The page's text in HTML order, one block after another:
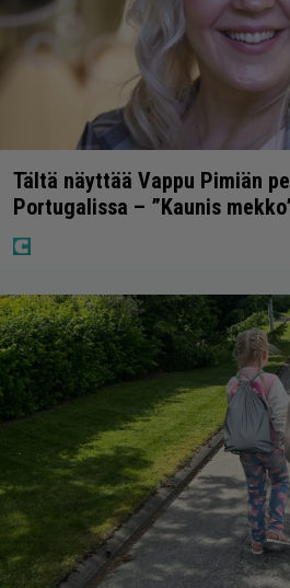
Tältä näyttää Vappu Pimiän
Portugalissa – ”Kaunis